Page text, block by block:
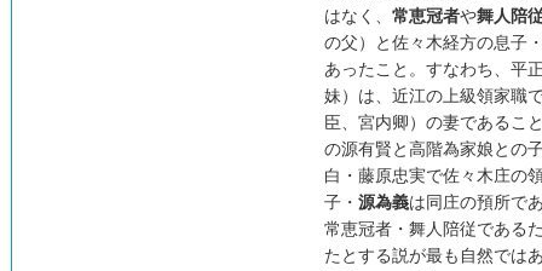
はなく、 常恵冠者や舞人陪
の父）と佐々木経方の息子
あったこと。すなわち、平
妹）は、近江の上級領家職
臣、宮内卿）の妻であるこ
の源有賢と高階為家娘との
白・藤原忠実で佐々木庄の
子・ 源為義は同庄の預所で
常恵冠者・舞人陪従である
たとする説が最も自然では